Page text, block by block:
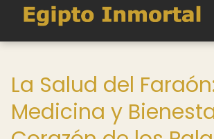
La Salud del
Medicina y